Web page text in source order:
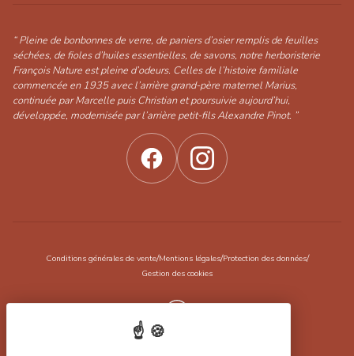
“ Pleine de bonbonnes de verre, de paniers d’osier remplis de feuilles
séchées, de fioles d’huiles essentielles, de savons, notre herboristerie
François Nature est pleine d’odeurs. Celles de l’histoire familiale
commencée en 1935 avec l’arrière grand-père maternel Marius,
continuée par Marcelle puis Christian et poursuivie aujourd’hui,
développée, modernisée par l’arrière petit-fils Alexandre Pinot. ”
Conditions générales de vente/Mentions légales/Protection des données/
Gestion des cookies
Réalisation Koredge